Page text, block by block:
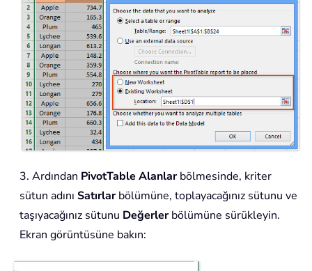
3. Ardından PivotTable Alanlarbölmesinde, kriter
sütun adını Satırlarbölümüne, toplayacağınız sütunu ve
taşıyacağınız sütunu Değerlerbölümüne sürükleyin.
Ekran görüntüsüne bakın: